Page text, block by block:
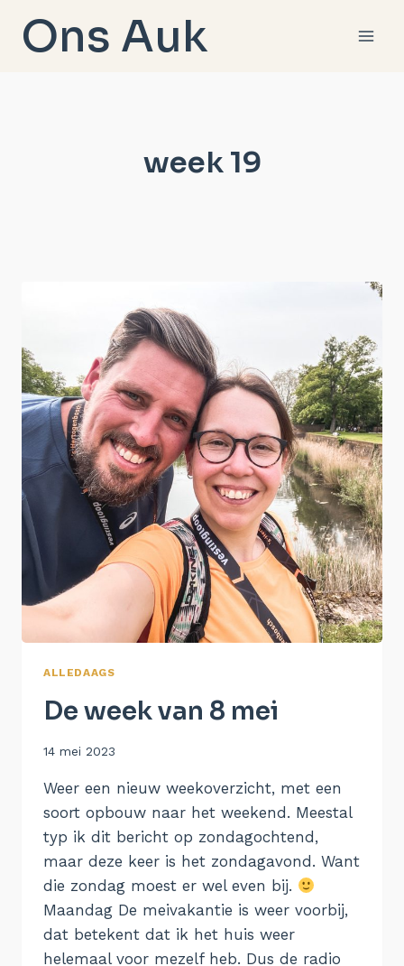
naarOns Auk
week 19
ALLEDAAGS
De week van 8 mei
Door
14 mei 2023
Weer een nieuw weekoverzicht, met een
soort opbouw naar het weekend. Meestal
typ ik dit bericht op zondagochtend,
maar deze keer is het zondagavond. Want
die zondag moest er wel even bij.
Maandag De meivakantie is weer voorbij,
dat betekent dat ik het huis weer
helemaal voor mezelf heb. Dus de radio